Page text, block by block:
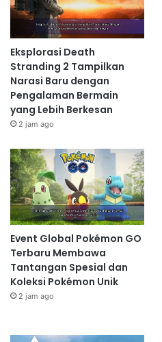
Eksplorasi Death
Stranding 2 Tampilkan
Narasi Baru dengan
Pengalaman Bermain
yang Lebih Berkesan
2 jam ago
Event Global Pokémon GO
Terbaru Membawa
Tantangan Spesial dan
Koleksi Pokémon Unik
2 jam ago